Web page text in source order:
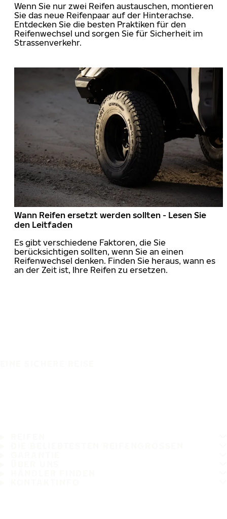
Wenn Sie nur zwei Reifen austauschen, montieren
Sie das neue Reifenpaar auf der Hinterachse.
Entdecken Sie die besten Praktiken für den
Reifenwechsel und sorgen Sie für Sicherheit im
Strassenverkehr.
Wann Reifen ersetzt werden sollten - Lesen Sie
den Leitfaden
Es gibt verschiedene Faktoren, die Sie
berücksichtigen sollten, wenn Sie an einen
Reifenwechsel denken. Finden Sie heraus, wann es
an der Zeit ist, Ihre Reifen zu ersetzen.